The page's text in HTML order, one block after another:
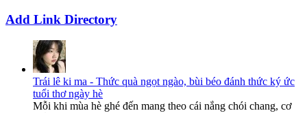
Add Link Directory
Trái lê ki ma - Thức quà ngọt ngào, bùi béo đánh thức ký ức
tuổi thơ ngày hè
Mỗi khi mùa hè ghé đến mang theo cái nắng chói chang, cơ